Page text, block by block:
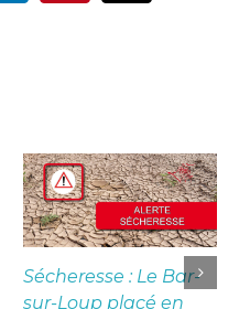
Sécheresse : Le Bar-
sur-Loup placé en